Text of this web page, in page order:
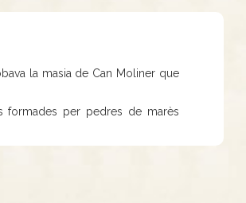
la masia de Can Moliner que
formades per pedres de marès